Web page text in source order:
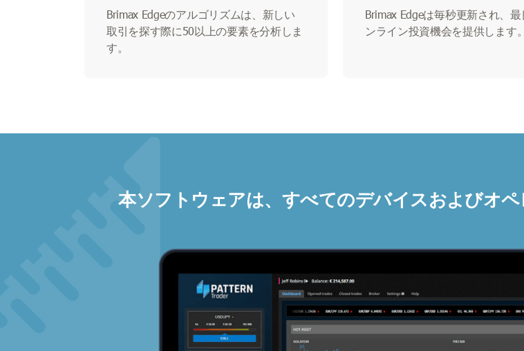
Brimax Edgeのアルゴリズムは、新しい
取引を探す際に50以上の要素を分析しま
す。
Brimax Edgeは毎秒更新され、最
ンライン投資機会を提供します。
本ソフトウェアは、すべてのデバイスおよびオ